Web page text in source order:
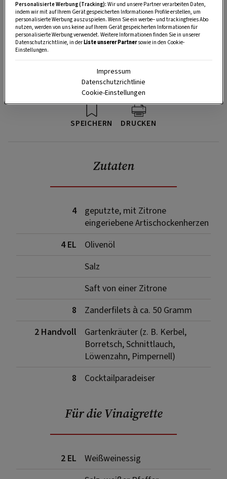
SPEICHERN DRUCKEN
Zutaten
4
geputzte, mit Zitrone
eingeriebene Artischockenherzen
4 EL
Olivenöl
Salz
Saft von einer Zitrone
8
Zanderfilets à ca. 50 Gramm
2 Handvoll
Gartenkräuter (z. B. Kerbel,
Borretsch, Schnittlauch,
Löwenzahn, Pimpernell)
8
Cocktailparadeiser
Für die Vinaigrette
2 EL
Weißweinessig
Personalisierte Werbung (Tracking): Wir und unsere Partner verarbeiten Daten,
indem wir mit auf Ihrem Gerät gespeicherten Informationen Profile erstellen, um
personalisierte Werbung auszuspielen. Wenn Sie ein werbe– und trackingfreies Abo
nutzen, werden von uns keine auf Ihrem Gerät gespeicherten Informationen für
personalisierte Werbung verwendet. Weitere Informationen finden Sie in unserer
Datenschutzrichtlinie, in derListe unserer Partnersowie in den Cookie-
Einstellungen.
Impressum
Datenschutzrichtlinie
Cookie-Einstellungen